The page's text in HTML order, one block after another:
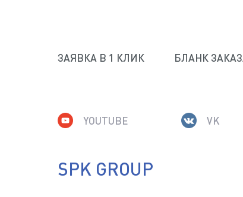
ДАЮ СОГЛАСИЕ НА ОБРАБОТКУ
ЗАЯВКА В 1 КЛИК БЛАНК
YOUTUBE VK
SPK GROUP